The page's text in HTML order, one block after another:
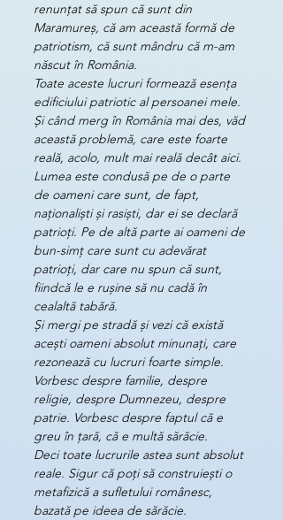
renunțat să spun că sunt din
Maramureș, că am această formă de
patriotism, că sunt mândru că m-am
născut în România.
Toate aceste lucruri formează esența
edificiului patriotic al persoanei mele.
Și când merg în România mai des, văd
această problemă, care este foarte
reală, acolo, mult mai reală decât aici.
Lumea este condusă pe de o parte
de oameni care sunt, de fapt,
naționaliști și rasiști, dar ei se declară
patrioți. Pe de altă parte ai oameni de
bun-simț care sunt cu adevărat
patrioți, dar care nu spun că sunt,
fiindcă le e rușine să nu cadă în
cealaltă tabără.
Și mergi pe stradă și vezi că există
acești oameni absolut minunați, care
rezonează cu lucruri foarte simple.
Vorbesc despre familie, despre
religie, despre Dumnezeu, despre
patrie. Vorbesc despre faptul că e
greu în țară, că e multă sărăcie.
Deci toate lucrurile astea sunt absolut
reale. Sigur că poți să construiești o
metafizică a sufletului românesc,
bazată pe ideea de sărăcie.